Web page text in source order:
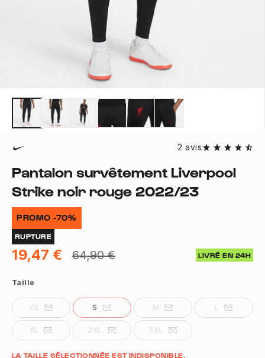
2 avis
Pantalon survêtement Liverpool
Strike noir rouge 2022/23
PROMO -70%
RUPTURE
19,47 € 64,90 € LIVRÉ EN 24H
Taille
XS S M L
XL 2XL 3XL
LA TAILLE SÉLECTIONNÉE EST INDISPONIBLE.